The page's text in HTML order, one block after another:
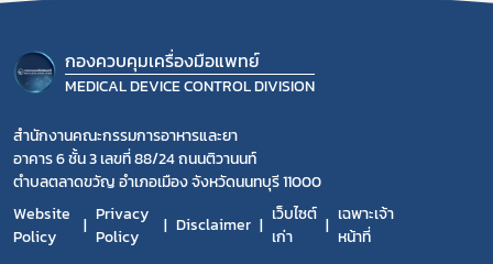
กองควบคุมเครื่องมือแพทย์
MEDICAL DEVICE CONTROL DIVISION
สำนักงานคณะกรรมการอาหารและยา
อาคาร 6 ชั้น 3 เลขที่ 88/24 ถนนติวานนท์
ตำบลตลาดขวัญ อำเภอเมือง จังหวัดนนทบุรี 11000
Website
Policy
Privacy
Policy
Disclaimer
เว็บไซต์
เก่า
เฉพาะเจ้า
หน้าที่